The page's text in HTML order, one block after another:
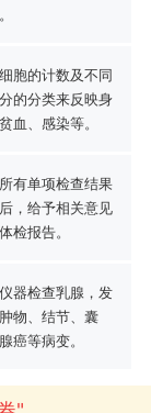
胞的计数及不同
的分类来反映身
血、感染等。
有单项检查结果
，给予相关意见
检报告。
器检查乳腺，发
物、结节、囊
癌等病变。